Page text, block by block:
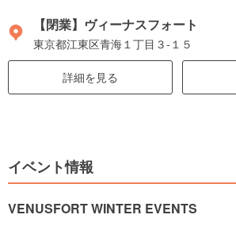
【閉業】ヴィーナスフォート
東京都江東区青海１丁目３-１５
詳細を見る
イベント情報
VENUSFORT WINTER EVENTS